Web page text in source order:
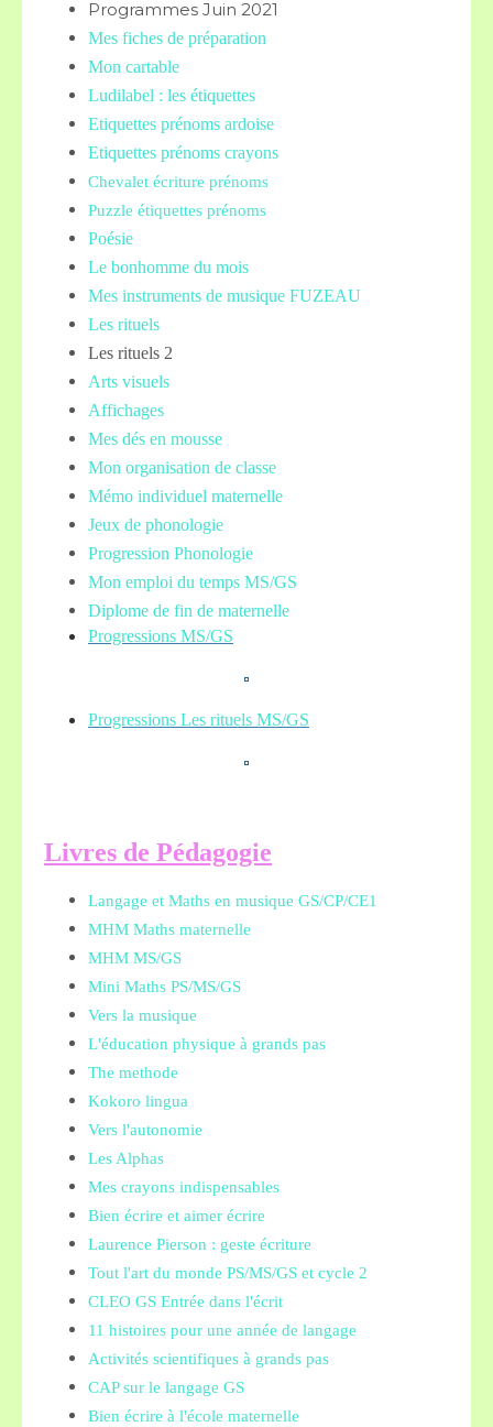
Programmes Juin 2021
Mes fiches de préparation
Mon cartable
Ludilabel : les étiquettes
Etiquettes prénoms ardoise
Etiquettes prénoms crayons
Chevalet écriture prénoms
Puzzle étiquettes prénoms
Poésie
Le bonhomme du mois
Mes instruments de musique FUZEAU
Les rituels
Les rituels 2
Arts visuels
Affichages
Mes dés en mousse
Mon organisation de classe
Mémo individuel maternelle
Jeux de phonologie
Progression Phonologie
Mon emploi du temps MS/GS
Diplome de fin de maternelle
Progressions MS/GS
Progressions Les rituels MS/GS
Livres de Pédagogie
Langage et Maths en musique GS/CP/CE1
MHM Maths maternelle
MHM MS/GS
Mini Maths PS/MS/GS
Vers la musique
L'éducation physique à grands pas
The methode
Kokoro lingua
Vers l'autonomie
Les Alphas
Mes crayons indispensables
Bien écrire et aimer écrire
Laurence Pierson : geste écriture
Tout l'art du monde PS/MS/GS et cycle 2
CLEO GS Entrée dans l'écrit
11 histoires pour une année de langage
Activités scientifiques à grands pas
CAP sur le langage GS
Bien écrire à l'école maternelle